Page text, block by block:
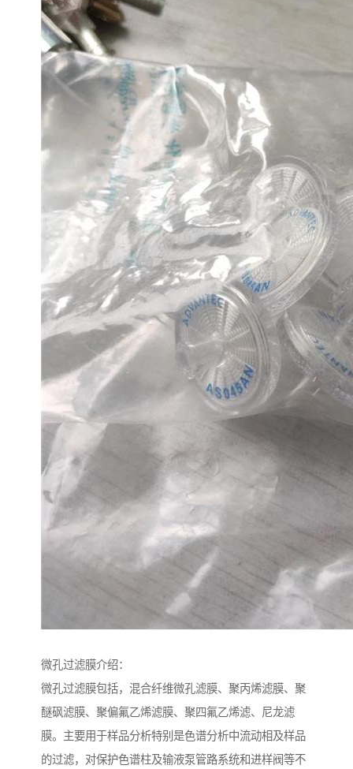
微孔过滤膜介绍：
微孔过滤膜包括，混合纤维微孔滤膜、聚丙烯滤膜、聚
醚砜滤膜、聚偏氟乙烯滤膜、聚四氟乙烯滤、尼龙滤
膜。主要用于样品分析特别是色谱分析中流动相及样品
的过滤，对保护色谱柱及输液泵管路系统和进样阀等不